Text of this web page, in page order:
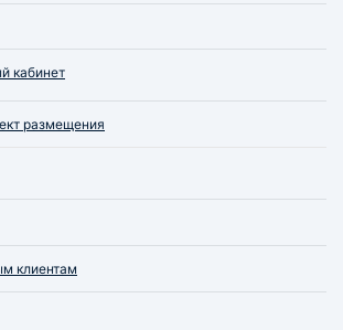
кабинет
размещения
клиентам